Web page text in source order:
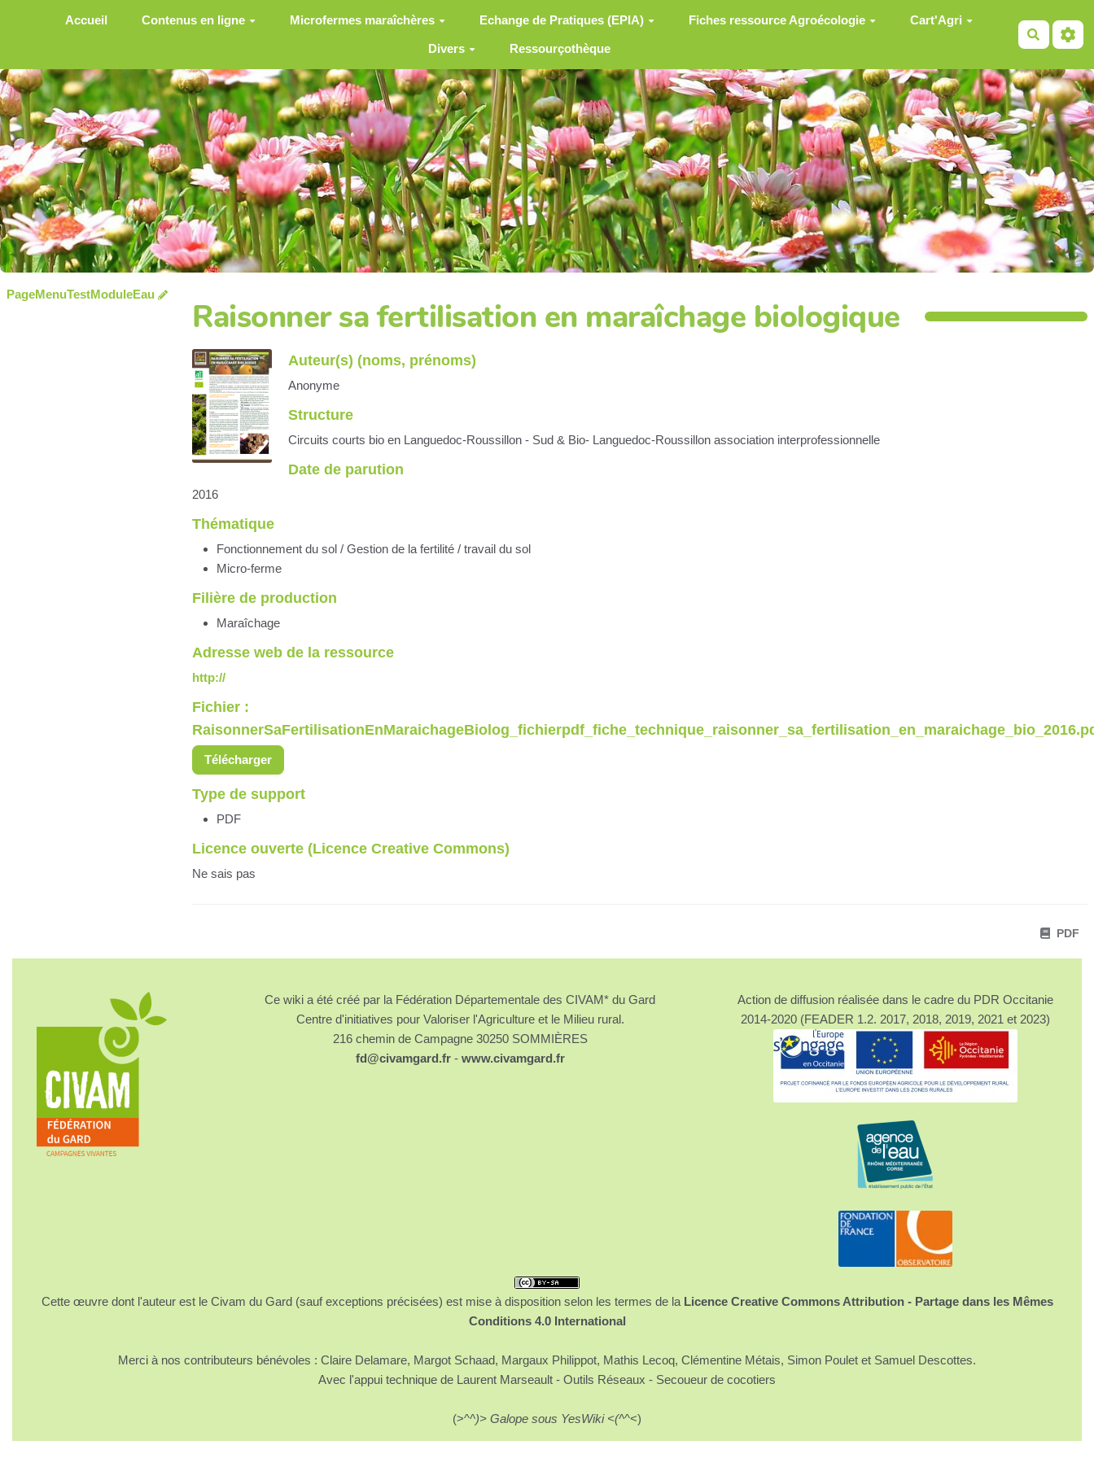
Aller au contenu principal
Accueil Contenus en ligne Microfermes maraîchères Echange de Pratiques (EPIA) Fiches ressource Agroécologie Cart'Agri
Divers Ressourçothèque
PageMenuTestModuleEau
Raisonner sa fertilisation en maraîchage biologique
Auteur(s) (noms, prénoms)
Anonyme
Structure
Circuits courts bio en Languedoc-Roussillon - Sud & Bio- Languedoc-Roussillon association interprofessionnelle
Date de parution
2016
Thématique
Fonctionnement du sol / Gestion de la fertilité / travail du sol
Micro-ferme
Filière de production
Maraîchage
Adresse web de la ressource
http://
Fichier :
Télécharger
Type de support
PDF
Licence ouverte (Licence Creative Commons)
Ne sais pas
PDF
Ce wiki a été créé par la Fédération Départementale des CIVAM* du Gard
Centre d'initiatives pour Valoriser l'Agriculture et le Milieu rural.
216 chemin de Campagne 30250 SOMMIÈRES
fd@civamgard.fr- www.civamgard.fr
Action de diffusion réalisée dans le cadre du PDR Occitanie
2014-2020 (FEADER 1.2. 2017, 2018, 2019, 2021 et 2023)
Cette œuvre dont l'auteur est le Civam du Gard (sauf exceptions précisées) est mise à disposition selon les termes de la Licence Creative Commons Attribution - Partage dans les Mêmes
Conditions 4.0 International
Merci à nos contributeurs bénévoles : Claire Delamare, Margot Schaad, Margaux Philippot, Mathis Lecoq, Clémentine Métais, Simon Poulet et Samuel Descottes.
Avec l'appui technique de Laurent Marseault - Outils Réseaux - Secoueur de cocotiers
(>^^)> Galope sous YesWiki <(^^<)